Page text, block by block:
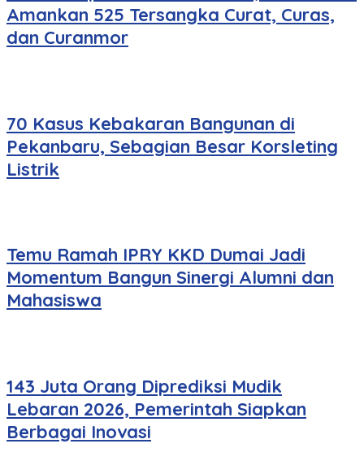
Amankan 525 Tersangka Curat, Curas,
dan Curanmor
70 Kasus Kebakaran Bangunan di
Pekanbaru, Sebagian Besar Korsleting
Listrik
Temu Ramah IPRY KKD Dumai Jadi
Momentum Bangun Sinergi Alumni dan
Mahasiswa
143 Juta Orang Diprediksi Mudik
Lebaran 2026, Pemerintah Siapkan
Berbagai Inovasi